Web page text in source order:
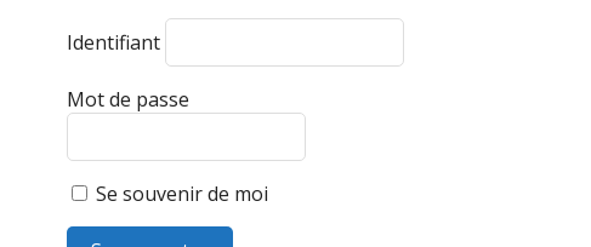
Identifiant
Mot de passe
Se souvenir de moi